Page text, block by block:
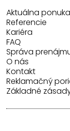
Aktuálna ponuka
Referencie
Kariéra
FAQ
Správa
O nás
Kontakt
Reklamačný
Základné